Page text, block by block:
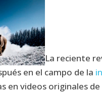
La reciente
en el campo de la
en videos originales